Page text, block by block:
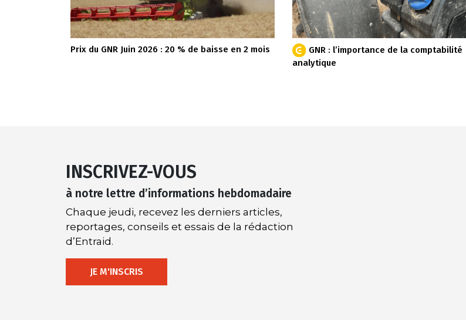
Prix du GNR Juin 2026 : 20 % de baisse en 2 mois
GNR : l’importance de la comptabilité
analytique
INSCRIVEZ-VOUS
à notre lettre d’informations hebdomadaire
Chaque jeudi, recevez les derniers articles,
reportages, conseils et essais de la rédaction
d’Entraid.
JE M'INSCRIS